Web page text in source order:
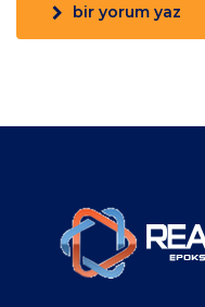
bir yorum yaz